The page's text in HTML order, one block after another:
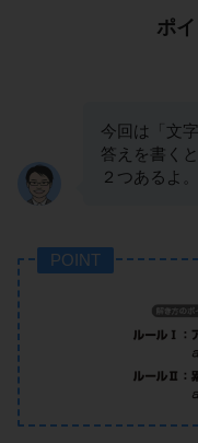
ポ
今回は「文
答えを書く
２つあるよ。
POINT